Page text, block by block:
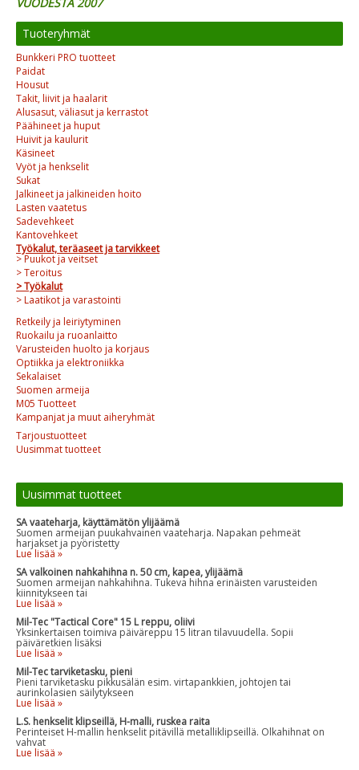
Tuoteryhmät
Bunkkeri PRO tuotteet
Paidat
Housut
Takit, liivit ja haalarit
Alusasut, väliasut ja kerrastot
Päähineet ja huput
Huivit ja kaulurit
Käsineet
Vyöt ja henkselit
Sukat
Jalkineet ja jalkineiden hoito
Lasten vaatetus
Sadevehkeet
Kantovehkeet
Työkalut, teräaseet ja tarvikkeet
> Puukot ja veitset
> Teroitus
> Työkalut
> Laatikot ja varastointi
Retkeily ja leiriytyminen
Ruokailu ja ruoanlaitto
Varusteiden huolto ja korjaus
Optiikka ja elektroniikka
Sekalaiset
Suomen armeija
M05 Tuotteet
Kampanjat ja muut aiheryhmät
Tarjoustuotteet
Uusimmat tuotteet
Uusimmat tuotteet
SA vaateharja, käyttämätön ylijäämä
Suomen armeijan puukahvainen vaateharja. Napakan pehmeät
harjakset ja pyöristetty
Lue lisää »
SA valkoinen nahkahihna n. 50 cm, kapea, ylijäämä
Suomen armeijan nahkahihna. Tukeva hihna erinäisten varusteiden
kiinnitykseen tai
Lue lisää »
Mil-Tec "Tactical Core" 15 L reppu, oliivi
Yksinkertaisen toimiva päiväreppu 15 litran tilavuudella. Sopii
päiväretkien lisäksi
Lue lisää »
Mil-Tec tarviketasku, pieni
Pieni tarviketasku pikkusälän esim. virtapankkien, johtojen tai
aurinkolasien säilytykseen
Lue lisää »
L.S. henkselit klipseillä, H-malli, ruskea raita
Perinteiset H-mallin henkselit pitävillä metalliklipseillä. Olkahihnat on
vahvat
Lue lisää »